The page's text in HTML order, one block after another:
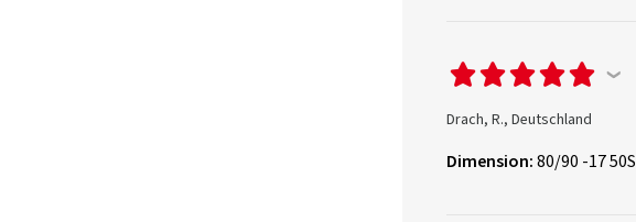
Drach, R., Deutschland
Dimension:80/90 -17 50S